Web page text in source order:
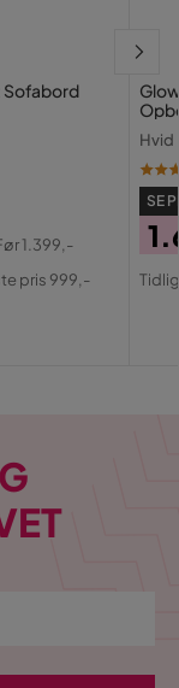
Sofabord
1.399,-
pris 999,-
cm
Hvid
SE